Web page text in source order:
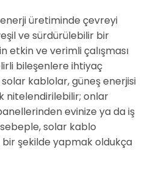
üretiminde çevreyi
ve sürdürülebilir bir
etkin ve verimli çalışması
bileşenlere ihtiyaç
kablolar, güneş enerjisi
nitelendirilebilir; onlar
evinize ya da iş
solar kablo
şekilde yapmak oldukça